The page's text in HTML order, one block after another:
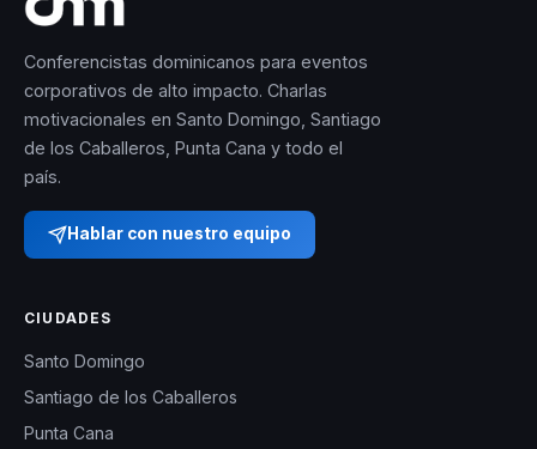
Conferencistas dominicanos para eventos
corporativos de alto impacto. Charlas
motivacionales en Santo Domingo, Santiago
de los Caballeros, Punta Cana y todo el
país.
Hablar con nuestro equipo
CIUDADES
Santo Domingo
Santiago de los Caballeros
Punta Cana